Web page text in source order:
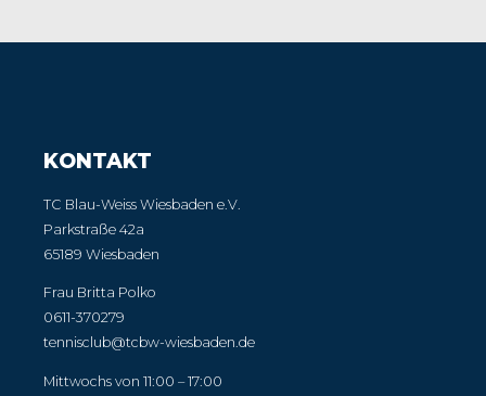
KONTAKT
TC Blau-Weiss Wiesbaden e.V.
Parkstraße 42a
65189 Wiesbaden
Frau Britta Polko
0611-370279
tennisclub@tcbw-wiesbaden.de
Mittwochs von 11:00 – 17:00